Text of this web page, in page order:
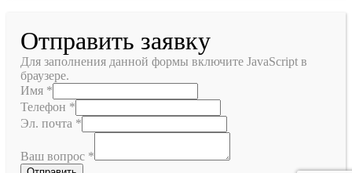
Отправить заявку
Для заполнения данной формы включите JavaScript в
браузере.
Имя *
Телефон *
Эл. почта *
Ваш вопрос *